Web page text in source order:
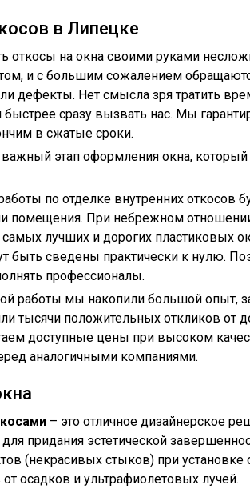
в Липецке
откосы на окна своими руками
и с большим сожалением
дефекты. Нет смысла зря тратить
сразу вызвать нас. Мы
в сжатые сроки.
этап оформления окна, который
по отделке внутренних откосов
помещения. При небрежном
лучших и дорогих пластиковых
сведены практически к нулю.
профессионалы.
работы мы накопили большой опыт,
тысячи положительных откликов от
доступные цены при высоком
аналогичными компаниями.
– это отличное дизайнерское
придания эстетической
(некрасивых стыков) при установке
осадков и ультрафиолетовых лучей.